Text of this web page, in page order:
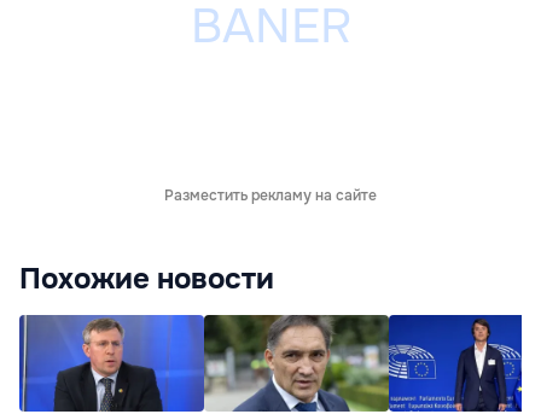
Разместить рекламу на сайте
Похожие новости